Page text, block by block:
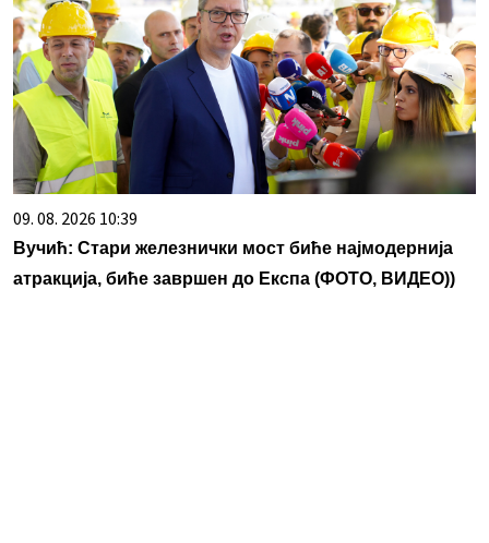
09. 08. 2026 10:39
Вучић: Стари железнички мост биће најмодернија
атракција, биће завршен до Експа (ФОТО, ВИДЕО))